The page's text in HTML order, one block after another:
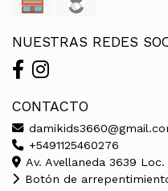
NUESTRAS REDES
CONTACTO
+5491125460276
Av. Avellaneda 3639 Loc.
Botón de